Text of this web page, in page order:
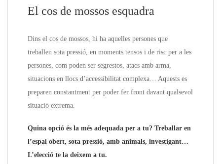
El cos de mossos esquadra
Dins el cos de mossos, hi ha aquelles persones que
treballen sota pressió, en moments tensos i de risc per a les
persones, com poden ser segrestos, atacs amb arma,
situacions en llocs d’accessibilitat complexa… Aquests es
preparen constantment per poder fer front davant qualsevol
situació extrema.
Quina opció és la més adequada per a tu? Treballar en
l’espai obert, sota pressió, amb animals, investigant…
L’elecció te la deixem a tu.